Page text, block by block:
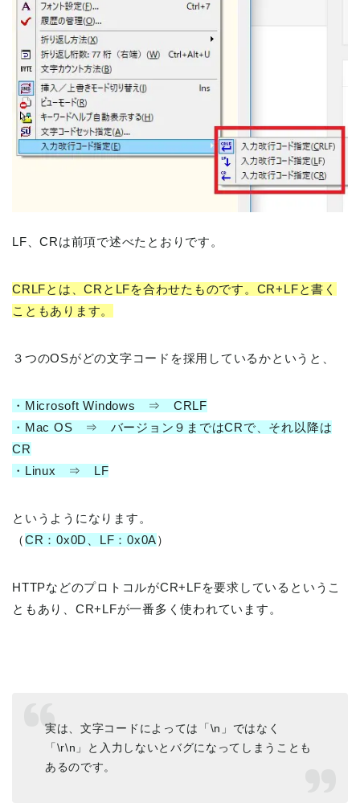
LF、CRは前項で述べたとおりです。
CRLFとは、CRとLFを合わせたものです。CR+LFと書く
こともあります。
３つのOSがどの文字コードを採用しているかというと、
・Microsoft Windows ⇒ CRLF
・Mac OS ⇒ バージョン９まではCRで、それ以降は
CR
・Linux ⇒ LF
というようになります。
（CR：0x0D、LF：0x0A）
HTTPなどのプロトコルがCR+LFを要求しているというこ
ともあり、CR+LFが一番多く使われています。
実は、文字コードによっては「\n」ではなく
「\r\n」と入力しないとバグになってしまうことも
あるのです。